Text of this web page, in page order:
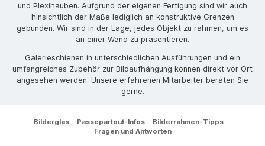
und Plexihauben. Aufgrund der eigenen Fertigung sind wir auch
hinsichtlich der Maße lediglich an konstruktive Grenzen
gebunden. Wir sind in der Lage, jedes Objekt zu rahmen, um es
an einer Wand zu präsentieren.
Galerieschienen in unterschiedlichen Ausführungen und ein
umfangreiches Zubehör zur Bildaufhängung können direkt vor Ort
angesehen werden. Unsere erfahrenen Mitarbeiter beraten Sie
gerne.
Bilderglas Passepartout-Infos
Bilderrahmen-Tipps
Fragen und Antworten